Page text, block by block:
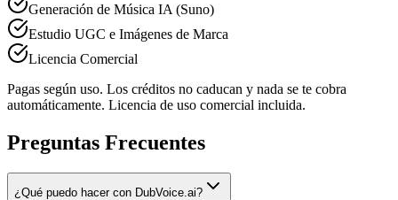
Generación de Música IA (Suno)
Estudio UGC e Imágenes de Marca
Licencia Comercial
Pagas según uso. Los créditos no caducan y nada se te cobra
automáticamente. Licencia de uso comercial incluida.
Preguntas Frecuentes
¿Qué puedo hacer con DubVoice.ai?